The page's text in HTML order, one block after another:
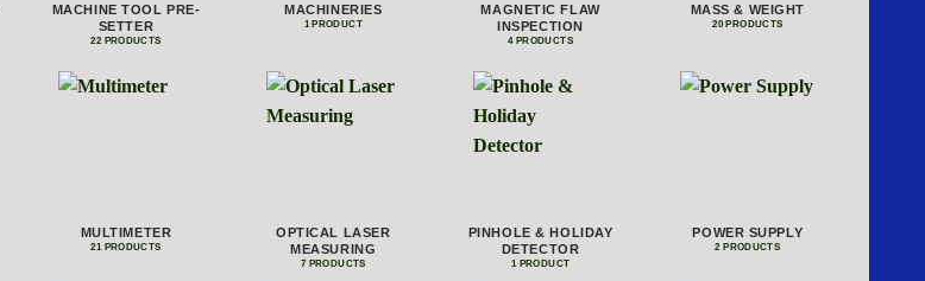
MACHINE TOOL PRE-
SETTER
22 PRODUCTS
MACHINERIES
1 PRODUCT
MAGNETIC FLAW
INSPECTION
4 PRODUCTS
MASS & WEIGHT
20 PRODUCTS
MULTIMETER
21 PRODUCTS
OPTICAL LASER
MEASURING
7 PRODUCTS
PINHOLE & HOLIDAY
DETECTOR
1 PRODUCT
POWER SUPPLY
2 PRODUCTS